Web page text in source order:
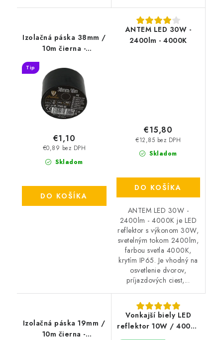
Izolačná páska 38mm /
10m čierna -
Tip
Skladom
€0,89 bez DPH
€1,10
DO KOŠÍKA
ANTEM LED 30W -
2400lm - 4000K
Skladom
€12,85 bez DPH
€15,80
DO KOŠÍKA
ANTEM LED 30W -
2400lm - 4000K je LED
reflektor s výkonom 30W,
svetelným tokom 2400lm,
farbou svetla 4000K,
krytím IP65. Je vhodný na
osvetlenie dvorov,
príjazdových ciest,...
Izolačná páska 19mm /
10m čierna -
Vonkajší biely LED
reflektor 10W / 4000K
- LF7121